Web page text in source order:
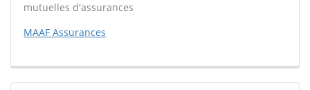
mutuelles d'assurances
MAAF Assurances